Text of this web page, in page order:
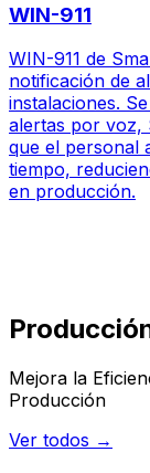
WIN-911
WIN-911 de
notificación de
instalaciones.
alertas por voz,
que el personal
tiempo,
en producción.
Mejora la
Producción
Ver todos →